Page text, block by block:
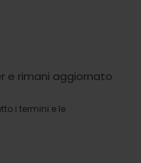
e rimani aggiornato
i termini e le